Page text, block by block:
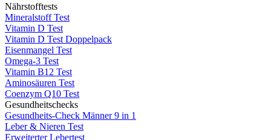
Nährstofftests
Mineralstoff Test
Vitamin D Test
Vitamin D Test Doppelpack
Eisenmangel Test
Omega-3 Test
Vitamin B12 Test
Aminosäuren Test
Coenzym Q10 Test
Gesundheitschecks
Gesundheits-Check Männer 9 in 1
Leber & Nieren Test
Erweiterter Lebertest